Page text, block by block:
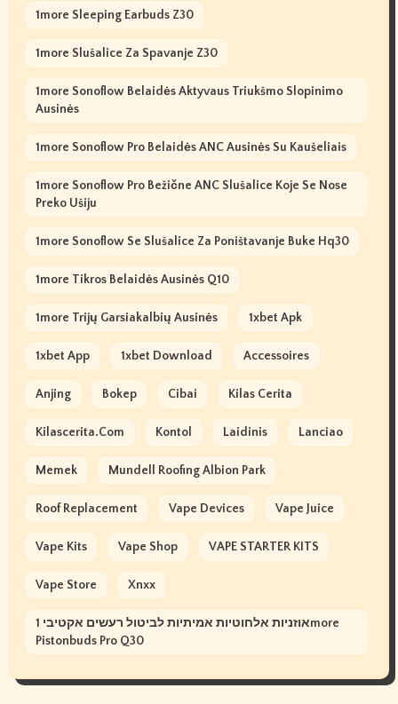
1more Sleeping Earbuds Z30
1more Slušalice Za Spavanje Z30
1more Sonoflow Belaidės Aktyvaus Triukšmo Slopinimo
Ausinės
1more Sonoflow Pro Belaidės ANC Ausinės Su Kaušeliais
1more Sonoflow Pro Bežične ANC Slušalice Koje Se Nose
Preko Ušiju
1more Sonoflow Se Slušalice Za Poništavanje Buke Hq30
1more Tikros Belaidės Ausinės Q10
1more Trijų Garsiakalbių Ausinės 1xbet Apk
1xbet App 1xbet Download Accessoires
Anjing Bokep Cibai Kilas Cerita
Kilascerita.com Kontol Laidinis Lanciao
Memek Mundell Roofing Albion Park
Roof Replacement Vape Devices Vape Juice
Vape Kits Vape Shop VAPE STARTER KITS
Vape Store Xnxx
אוזניות אלחוטיות אמיתיות לביטול רעשים אקטיבי 1more
Pistonbuds Pro Q30